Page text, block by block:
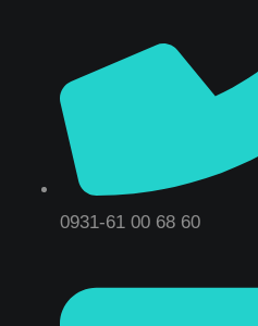
0931-61 00 68 60